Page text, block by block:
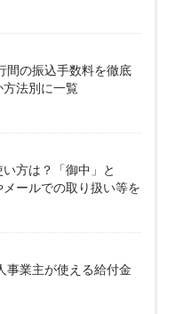
間の振込手数料を徹底
方法別に一覧
い方は？「御中」と
メールでの取り扱い等を
事業主が使える給付金